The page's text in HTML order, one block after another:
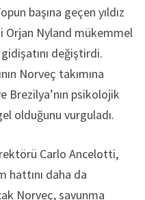
başına geçen yıldız
Orjan Nyland mükemmel
değiştirdi.
Norveç takımına
Brezilya’nın psikolojik
olduğunu vurguladı.
Carlo Ancelotti,
hattını daha da
Norveç, savunma